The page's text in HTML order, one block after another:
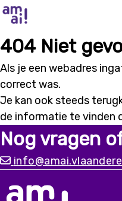
404 Niet
Als je een webadres
correct was.
Je kan ook steeds
de informatie te vinden
Nog vragen